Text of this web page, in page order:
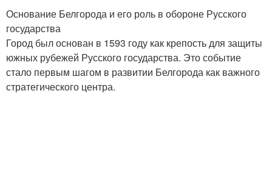
Основание Белгорода и его роль в обороне Русского
государства
Город был основан в 1593 году как крепость для защиты
южных рубежей Русского государства. Это событие
стало первым шагом в развитии Белгорода как важного
стратегического центра.